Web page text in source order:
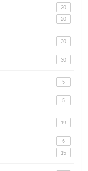
20
20
30
30
5
5
19
6
15